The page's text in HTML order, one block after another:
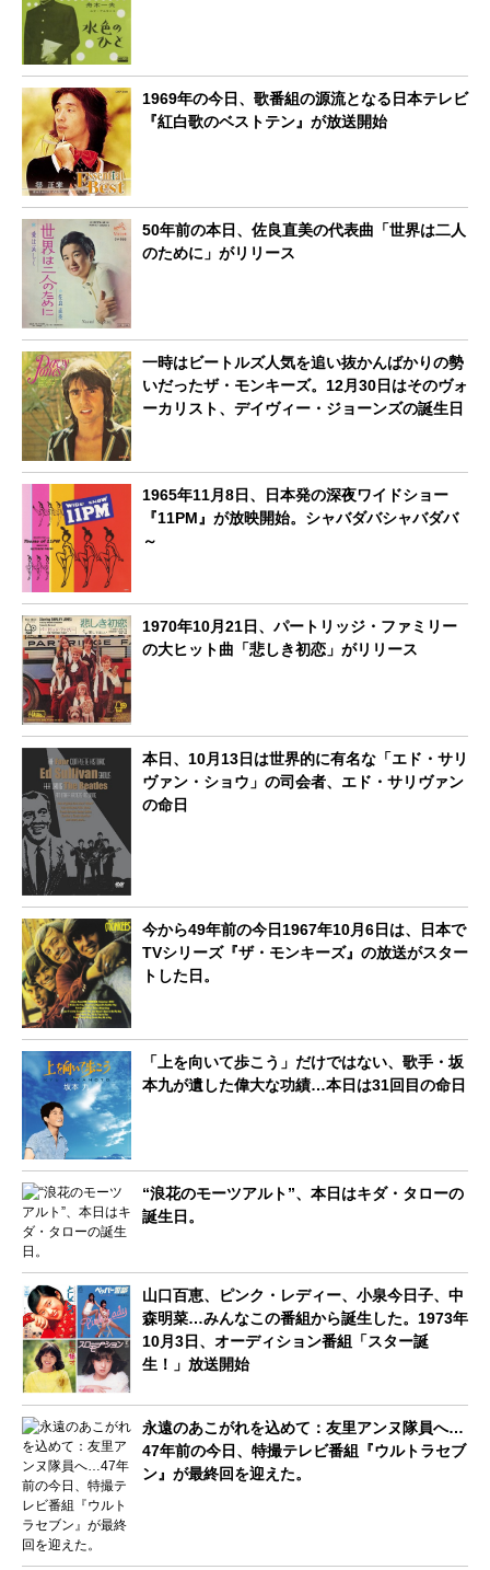
1969年の今日、歌番組の源流となる日本テレビ
『紅白歌のベストテン』が放送開始
50年前の本日、佐良直美の代表曲「世界は二人
のために」がリリース
一時はビートルズ人気を追い抜かんばかりの勢
いだったザ・モンキーズ。12月30日はそのヴォ
ーカリスト、デイヴィー・ジョーンズの誕生日
1965年11月8日、日本発の深夜ワイドショー
『11PM』が放映開始。シャバダバシャバダバ
～
1970年10月21日、パートリッジ・ファミリー
の大ヒット曲「悲しき初恋」がリリース
本日、10月13日は世界的に有名な「エド・サリ
ヴァン・ショウ」の司会者、エド・サリヴァン
の命日
今から49年前の今日1967年10月6日は、日本で
TVシリーズ『ザ・モンキーズ』の放送がスター
トした日。
「上を向いて歩こう」だけではない、歌手・坂
本九が遺した偉大な功績…本日は31回目の命日
“浪花のモーツアルト”、本日はキダ・タローの
誕生日。
山口百恵、ピンク・レディー、小泉今日子、中
森明菜…みんなこの番組から誕生した。1973年
10月3日、オーディション番組「スター誕
生！」放送開始
永遠のあこがれを込めて：友里アンヌ隊員へ…
47年前の今日、特撮テレビ番組『ウルトラセブ
ン』が最終回を迎えた。